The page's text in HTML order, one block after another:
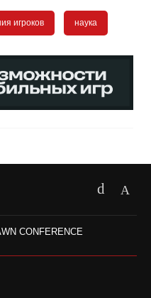
игроков наука
WN CONFERENCE